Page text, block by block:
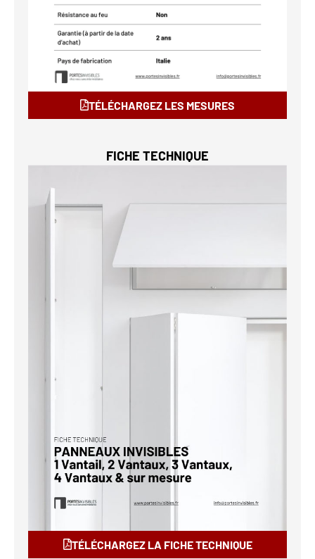
TÉLÉCHARGEZ LES MESURES
FICHE TECHNIQUE
TÉLÉCHARGEZ LA FICHE TECHNIQUE